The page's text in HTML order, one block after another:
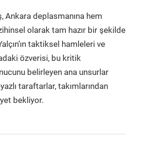
Ankara deplasmanına hem
olarak tam hazır bir şekilde
taktiksel hamleleri ve
özverisi, bu kritik
belirleyen ana unsurlar
taraftarlar, takımlarından
bekliyor.